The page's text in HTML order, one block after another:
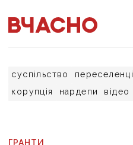
суспільство переселенці
корупція
нардепи відео
ГРАНТИ